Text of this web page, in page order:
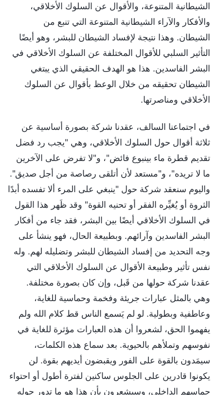
الشيطانية المتنوعة، والأقوال عن السلوك الأخلاقي،
والأفكار والآراء الشيطانية المتنوعة التي تنبع من
الشيطان. وهذا نتيجة لإفساد الشيطان للبشر، وهو أيضًا
التأثير السلبي للأقوال المختلفة عن السلوك الأخلاقي في
البشر الفاسدين. هذا هو الهدف الحقيقي الذي يبتغي
الشيطان تحقيقه من خلال الوعظ بأقوال عن السلوك
الأخلاقي ومناصرتها.
في اجتماعنا السالف، عقدنا شركة بصورة أساسية عن
ثلاثة أقوال حول السلوك الأخلاقي، وهي "يجب رد فضل
تقديم قطرة ماء بينبوع فائض"، و"لا تفرض على الآخرين
ما لا تريده"، و"مستعد لأن أتلقى رصاصة من أجل صديق".
واليوم سنعقد شركة حول "ينبغي على المرء ألا تفسده أبدًا
الثروة أو يُغيِّره الفقر أو تحنيه القوة" وقد ظَهر هذا القول
في السلوك الأخلاقي أيضًا بين البشر، فقد جاء من أفكار
البشر الفاسدين وآرائهم. وبطبيعة الحال، فهو ينشأ على
وجه التحديد من إفساد الشيطان للبشر وتضليله لهم. وله
نفس تأثير وطبيعة الأقوال عن السلوك الأخلاقي التي
عقدنا شركة حولها من قَبل، وإن كان بصورة مختلفة.
وهي بالمثل عبارات جريئة وفخمة وحماسية للغاية،
وعاطفية وبطولية. لو لم يَسمع الناس قط كلام الله ولم
يفهموا الحق، لشعروا أن هذه العبارات مؤثرة للغاية في
نفوسهم وتملأهم بالحيوية. بعد سماع هذه الكلمات،
سيمَدون بالقوة على الفور ويقبضون أيديهم بقوة. لن
يكونوا قادرين على الجلوس ساكنين لفترة أطول أو احتواء
حماسهم الداخلي، وسيشعرون بأن هذا هو ما تدور حوله